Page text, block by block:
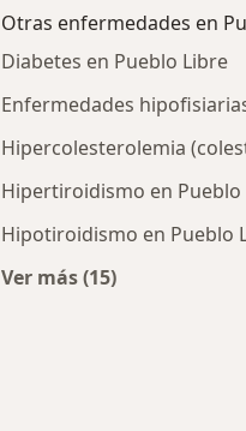
Otras enfermedades en
Diabetes en Pueblo Libre
Enfermedades
Hipercolesterolemia
Hipertiroidismo en Pueblo
Hipotiroidismo en Pueblo
Ver más (15)